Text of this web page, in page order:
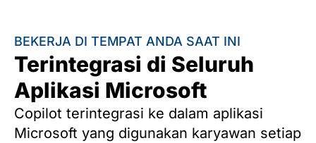
BEKERJA DI TEMPAT ANDA SAAT INI
Terintegrasi di Seluruh
Aplikasi Microsoft
Copilot terintegrasi ke dalam aplikasi
Microsoft yang digunakan karyawan setiap